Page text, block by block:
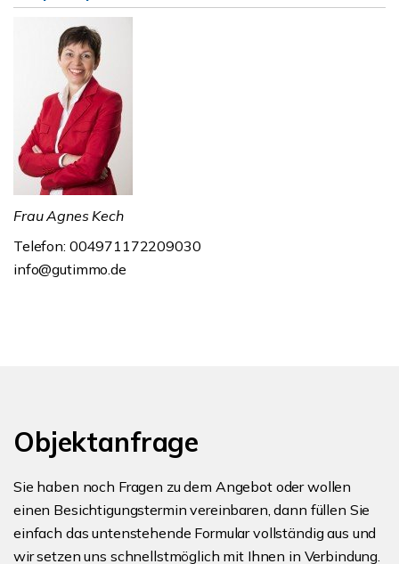
Frau Agnes Kech
Telefon: 004971172209030
info@gutimmo.de
Objektanfrage
Sie haben noch Fragen zu dem Angebot oder wollen
einen Besichtigungstermin vereinbaren, dann füllen Sie
einfach das untenstehende Formular vollständig aus und
wir setzen uns schnellstmöglich mit Ihnen in Verbindung.